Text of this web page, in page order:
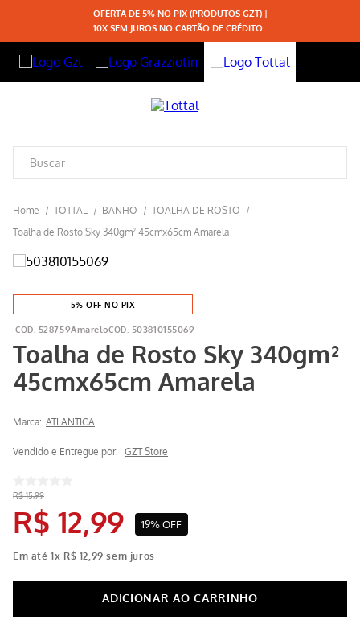
OFERTA DE 5% NO PIX (PRODUTOS GZT) |
10X SEM JUROS NO CARTÃO DE CRÉDITO
TOTTAL BANHO
TOALHA DE ROSTO
Toalha de Rosto Sky 340gm² 45cmx65cm Amarela
5% OFF NO PIX
528759Amarelo 503810155069
Toalha de Rosto Sky 340gm²
45cmx65cm Amarela
Marca: ATLANTICA
Vendido e Entregue por: GZT Store
R$ 15,99
R$ 12,99 19%OFF
Em até1x R$ 12 99 sem juros